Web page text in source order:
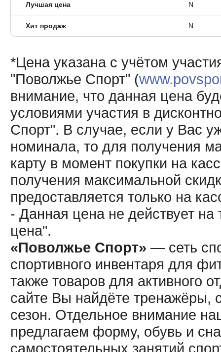
Лучшая цена N
Хит продаж N
*Цена указана с учётом
"Поволжье Спорт" (
внимание, что данная цена
условиями участия в
Спорт". В случае, если у Вас
номинала, то для получения
карту в момент покупки на
получения максимальной
предоставляется только на
- Данная цена не действует
цена".
«Поволжье Спорт» — сеть
спортивного инвентаря для
также товаров для активного
сайте Вы найдёте тренажёры,
сезон. Отдельное внимание
предлагаем форму, обувь и
самостоятельных занятий